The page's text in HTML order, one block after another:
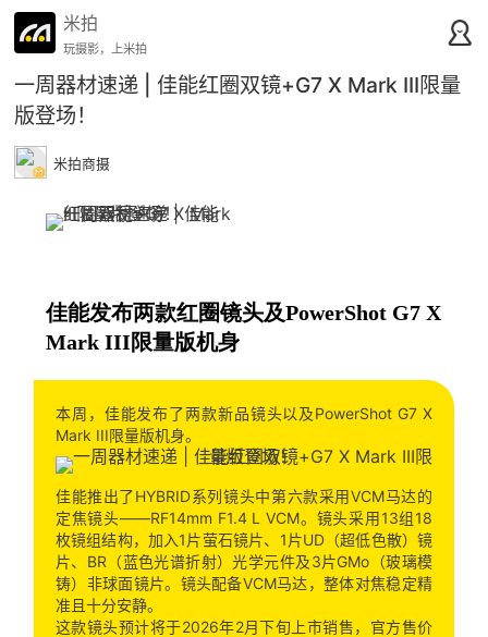
米拍
玩摄影，上米拍
一周器材速递 | 佳能红圈双镜+G7 X Mark III限量
版登场！
米拍商摄
佳能发布两款红圈镜头及PowerShot G7 X
Mark III限量版机身
本周，佳能发布了两款新品镜头以及PowerShot G7 X
Mark III限量版机身。
佳能推出了HYBRID系列镜头中第六款采用VCM马达的
定焦镜头——RF14mm F1.4 L VCM。镜头采用13组18
枚镜组结构，加入1片萤石镜片、1片UD（超低色散）镜
片、BR（蓝色光谱折射）光学元件及3片GMo（玻璃模
铸）非球面镜片。镜头配备VCM马达，整体对焦稳定精
准且十分安静。
这款镜头预计将于2026年2月下旬上市销售，官方售价